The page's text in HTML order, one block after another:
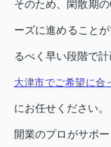
そのため、閑散期
ーズに進めること
るべく早い段階で
大津市でご希望に合
にお任せください。
開業のプロがサポ